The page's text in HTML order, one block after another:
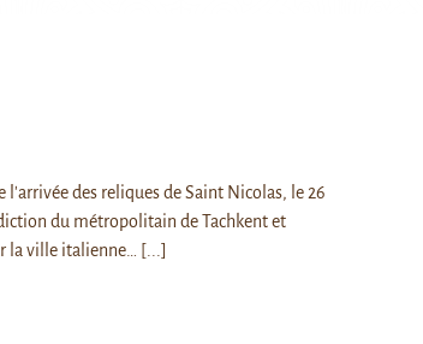
l'arrivée des reliques de Saint Nicolas, le 26
du métropolitain de Tachkent et
la ville italienne…
[...]